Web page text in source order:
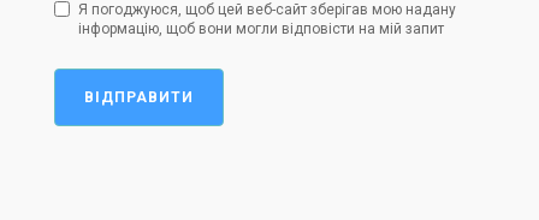
Я погоджуюся, щоб цей веб-сайт зберігав мою надану
інформацію, щоб вони могли відповісти на мій запит
ВІДПРАВИТИ